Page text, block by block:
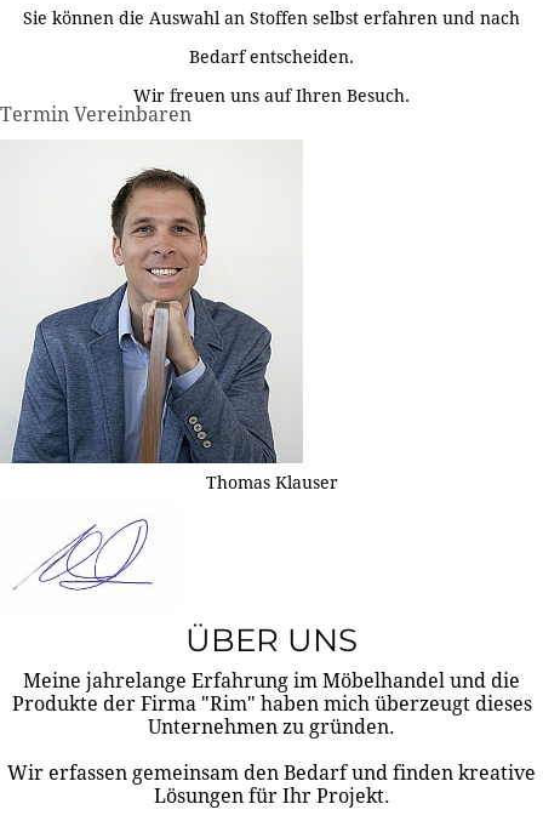
Sie können die Auswahl an Stoffen selbst erfahren und nach
Bedarf entscheiden.
Wir freuen uns auf Ihren Besuch.
Termin Vereinbaren
Thomas Klauser
ÜBER UNS
Meine jahrelange Erfahrung im Möbelhandel und die
Produkte der Firma "Rim" haben mich überzeugt dieses
Unternehmen zu gründen.
Wir erfassen gemeinsam den Bedarf und finden kreative
Lösungen für Ihr Projekt.